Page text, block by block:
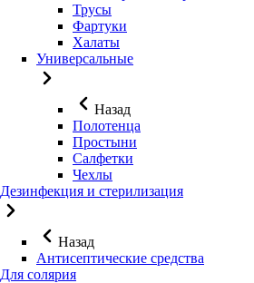
Трусы
Фартуки
Халаты
Универсальные
Назад
Полотенца
Простыни
Салфетки
Чехлы
Дезинфекция и стерилизация
Назад
Антисептические средства
Для солярия